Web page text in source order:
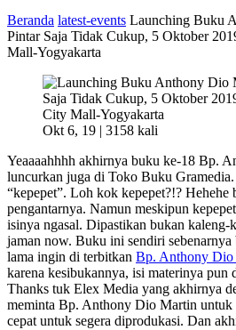
Beranda latest-events Launching Buku
Pintar Saja Tidak Cukup, 5 Oktober
Mall-Yogyakarta
Okt 6, 19 | 3158 kali
Yeaaaahhhh akhirnya buku ke-18 Bp.
luncurkan juga di Toko Buku
“kepepet”. Loh kok kepepet?!? Hehehe
pengantarnya. Namun meskipun
isinya ngasal. Dipastikan bukan kaleng-
jaman now. Buku ini sendiri sebenarnya
lama ingin di terbitkan Bp. Anthony
karena kesibukannya, isi materinya pun
Thanks tuk Elex Media yang akhirnya
meminta Bp. Anthony Dio Martin untuk
cepat untuk segera diprodukasi. Dan